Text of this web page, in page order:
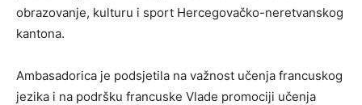
obrazovanje, kulturu i sport Hercegovačko-neretvanskog
kantona.
Ambasadorica je podsjetila na važnost učenja francuskog
jezika i na podršku francuske Vlade promociji učenja